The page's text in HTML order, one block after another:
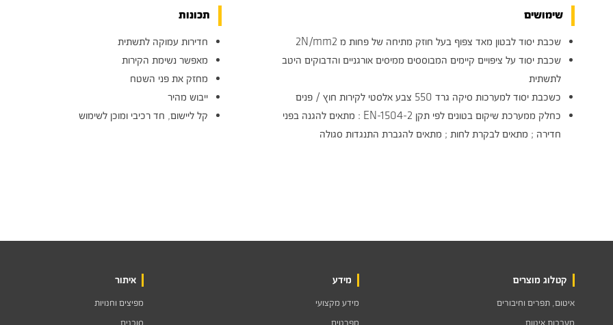
שימושים
שכבת יסוד לבטון מאד צפוף בעל חוזק מתיחה של פחות מ 2N/mm2
שכבת יסוד על ציפויים קיימים המבוססים ממיסים אורגניים והדבוקים היטב
לתשתית
כשכבת יסוד למערכות סיקה גרד 550 צבע אלסטי לקירות חוץ / פנים
כחלק ממערכת שיקום בטונים לפי תקן EN-1504-2 : מתאים להגנה בפני
חדירה ; מתאים לבקרת לחות ; מתאים להגברת התנגדות סגולה
תכונות
חדירות עמוקה לתשתית
מאפשר נשימת הקירות
מחזק את פני השטח
ייבוש מהיר
קל ליישום, חד רכיבי ומוכן לשימוש
קטלוג מוצרים
איטום, תפרים וחיבורים
מערכות איטום
מידע
מידע מקצועי
מפרטים
איתור
מפיצים וחנויות
סוכנים